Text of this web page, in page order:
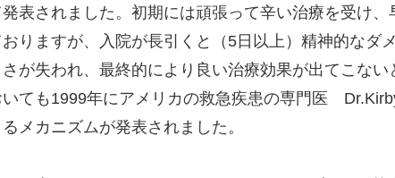
表されました。初期には頑張って辛い治療を受け、
りますが、入院が長引くと（5日以上）精神的なダ
が失われ、最終的により良い治療効果が出てこない
いても1999年にアメリカの救急疾患の専門医
メカニズムが発表されました。